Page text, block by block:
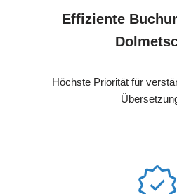
Effiziente
Höchste Priorität für